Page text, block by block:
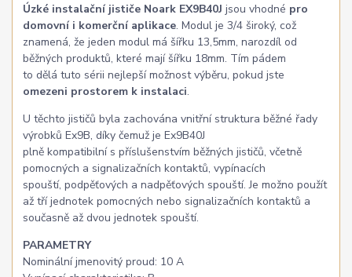
Úzké instalační jističe Noark EX9B40J jsou vhodné pro
domovní i komerční aplikace. Modul je 3/4 široký, což
znamená, že jeden modul má šířku 13,5mm, narozdíl od
běžných produktů, které mají šířku 18mm. Tím pádem
to dělá tuto sérii nejlepší možnost výběru, pokud jste
omezeni prostorem k instalaci.
U těchto jističů byla zachována vnitřní struktura běžné řady
výrobků Ex9B, díky čemuž je Ex9B40J
plně kompatibilní s příslušenstvím běžných jističů, včetně
pomocných a signalizačních kontaktů, vypínacích
spouští, podpěťových a nadpěťových spouští. Je možno použít
až tří jednotek pomocných nebo signalizačních kontaktů a
současně až dvou jednotek spouští.
PARAMETRY
Nominální jmenovitý proud: 10 A